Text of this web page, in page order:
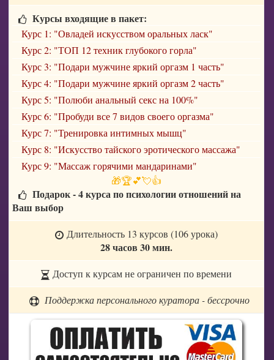
Курсы входящие в пакет:
Курс 1: "Овладей искусством оральных ласк"
Курс 2: "ТОП 12 техник глубокого горла"
Курс 3: "Подари мужчине яркий оргазм 1 часть"
Курс 4: "Подари мужчине яркий оргазм 2 часть"
Курс 5: "Полюби анальный секс на 100%"
Курс 6: "Пробуди все 7 видов своего оргазма"
Курс 7: "Тренировка интимных мышц"
Курс 8: "Искусство тайского эротического массажа"
Курс 9: "Массаж горячими мандаринами"
🎁🏆💕💘👍
Подарок - 4 курса по психологии отношений на
Ваш выбор
Длительность 13 курсов (106 урока)
28 часов 30 мин.
Доступ к курсам не ограничен по времени
Поддержка персонального куратора - бессрочно